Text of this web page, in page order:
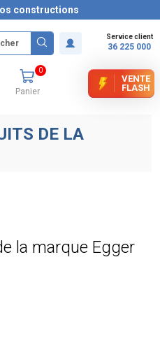
constructions
Service client
36 225 000
Panier
0
VENTE
FLASH
DE LA
la marque Egger